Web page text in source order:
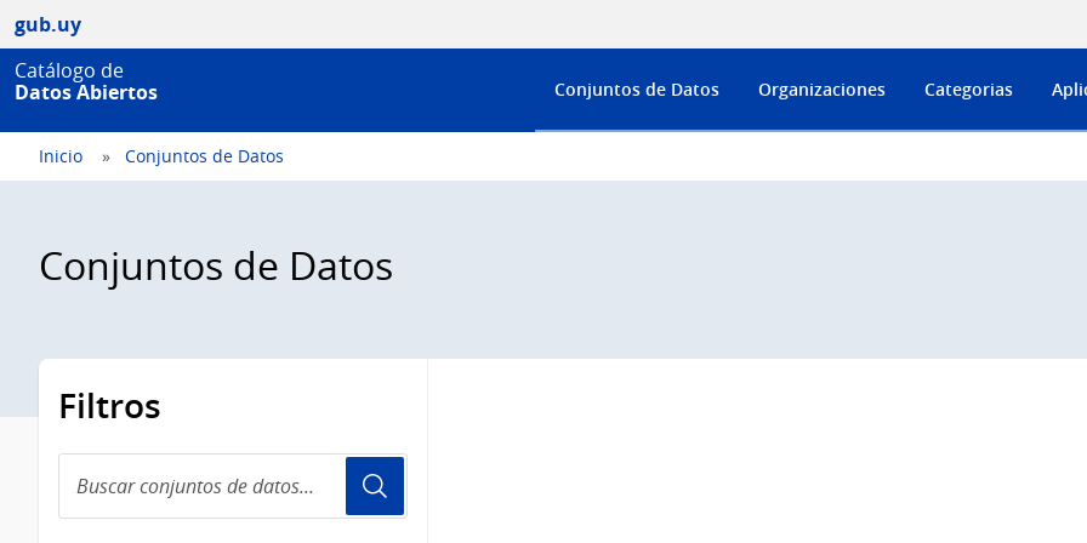
gub.uy
Catálogo de
Datos Abiertos
Conjuntos de Datos Organizaciones Categorias
Inicio Conjuntos de Datos
Conjuntos de Datos
Filtros
conjuntos
de